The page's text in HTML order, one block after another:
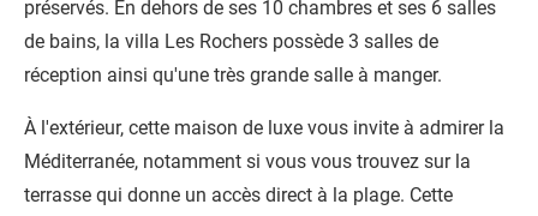
préservés. En dehors de ses 10 chambres et ses 6 salles
de bains, la villa Les Rochers possède 3 salles de
réception ainsi qu'une très grande salle à manger.
À l'extérieur, cette maison de luxe vous invite à admirer la
Méditerranée, notamment si vous vous trouvez sur la
terrasse qui donne un accès direct à la plage. Cette